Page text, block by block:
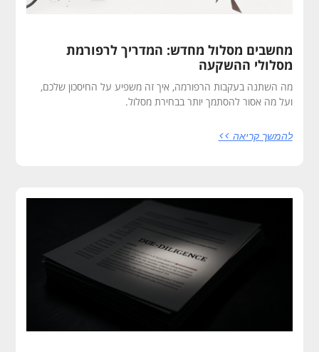
מחשבים מסלול מחדש: המדריך לרפורמת
מסלולי ההשקעה
מה השתנה בעקבות הרפורמה, איך זה משפיע על החיסכון שלכם,
ועל מה אסור להסתמך יותר בבחירת מסלול.
להמשך קריאה >>